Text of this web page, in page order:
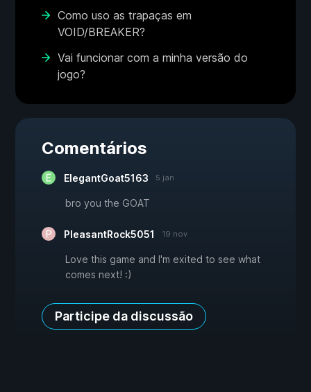
Como uso as trapaças em
VOID/BREAKER?
Vai funcionar com a minha versão do
jogo?
Comentários
ElegantGoat5163 5 jan
bro you the GOAT
PleasantRock5051 19 nov
Love this game and I'm exited to see what
comes next! :)
Participe da discussão